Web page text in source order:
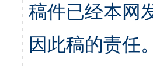
稿件已经本网
因此稿的责任